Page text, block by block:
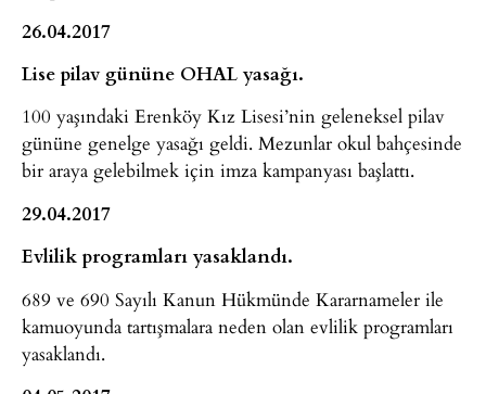
26.04.2017
Lise pilav gününe OHAL yasağı.
100 yaşındaki Erenköy Kız Lisesi’nin geleneksel pilav
gününe genelge yasağı geldi. Mezunlar okul bahçesinde
bir araya gelebilmek için imza kampanyası başlattı.
29.04.2017
Evlilik programları yasaklandı.
689 ve 690 Sayılı Kanun Hükmünde Kararnameler ile
kamuoyunda tartışmalara neden olan evlilik programları
yasaklandı.